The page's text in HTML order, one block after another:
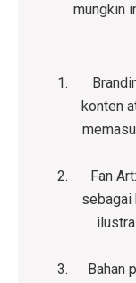
mungkin
konten
Fan Art:
sebagai
Bahan